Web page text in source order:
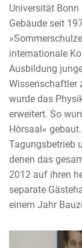
Universität
Gebäude seit
internationale
Ausbildung
Wissenschaftler
wurde das
erweitert. So
Hörsaal«
Tagungsbetrieb
denen das
2012 auf ihren
separate
einem Jahr